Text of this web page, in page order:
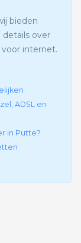
bieden
details over
internet.
ADSL en
in Putte?